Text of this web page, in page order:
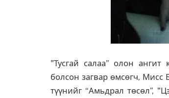
"Тусгай салаа” олон
болсон загвар өмсөгч, Мисс
түүнийг “Амьдрал төсөл”,